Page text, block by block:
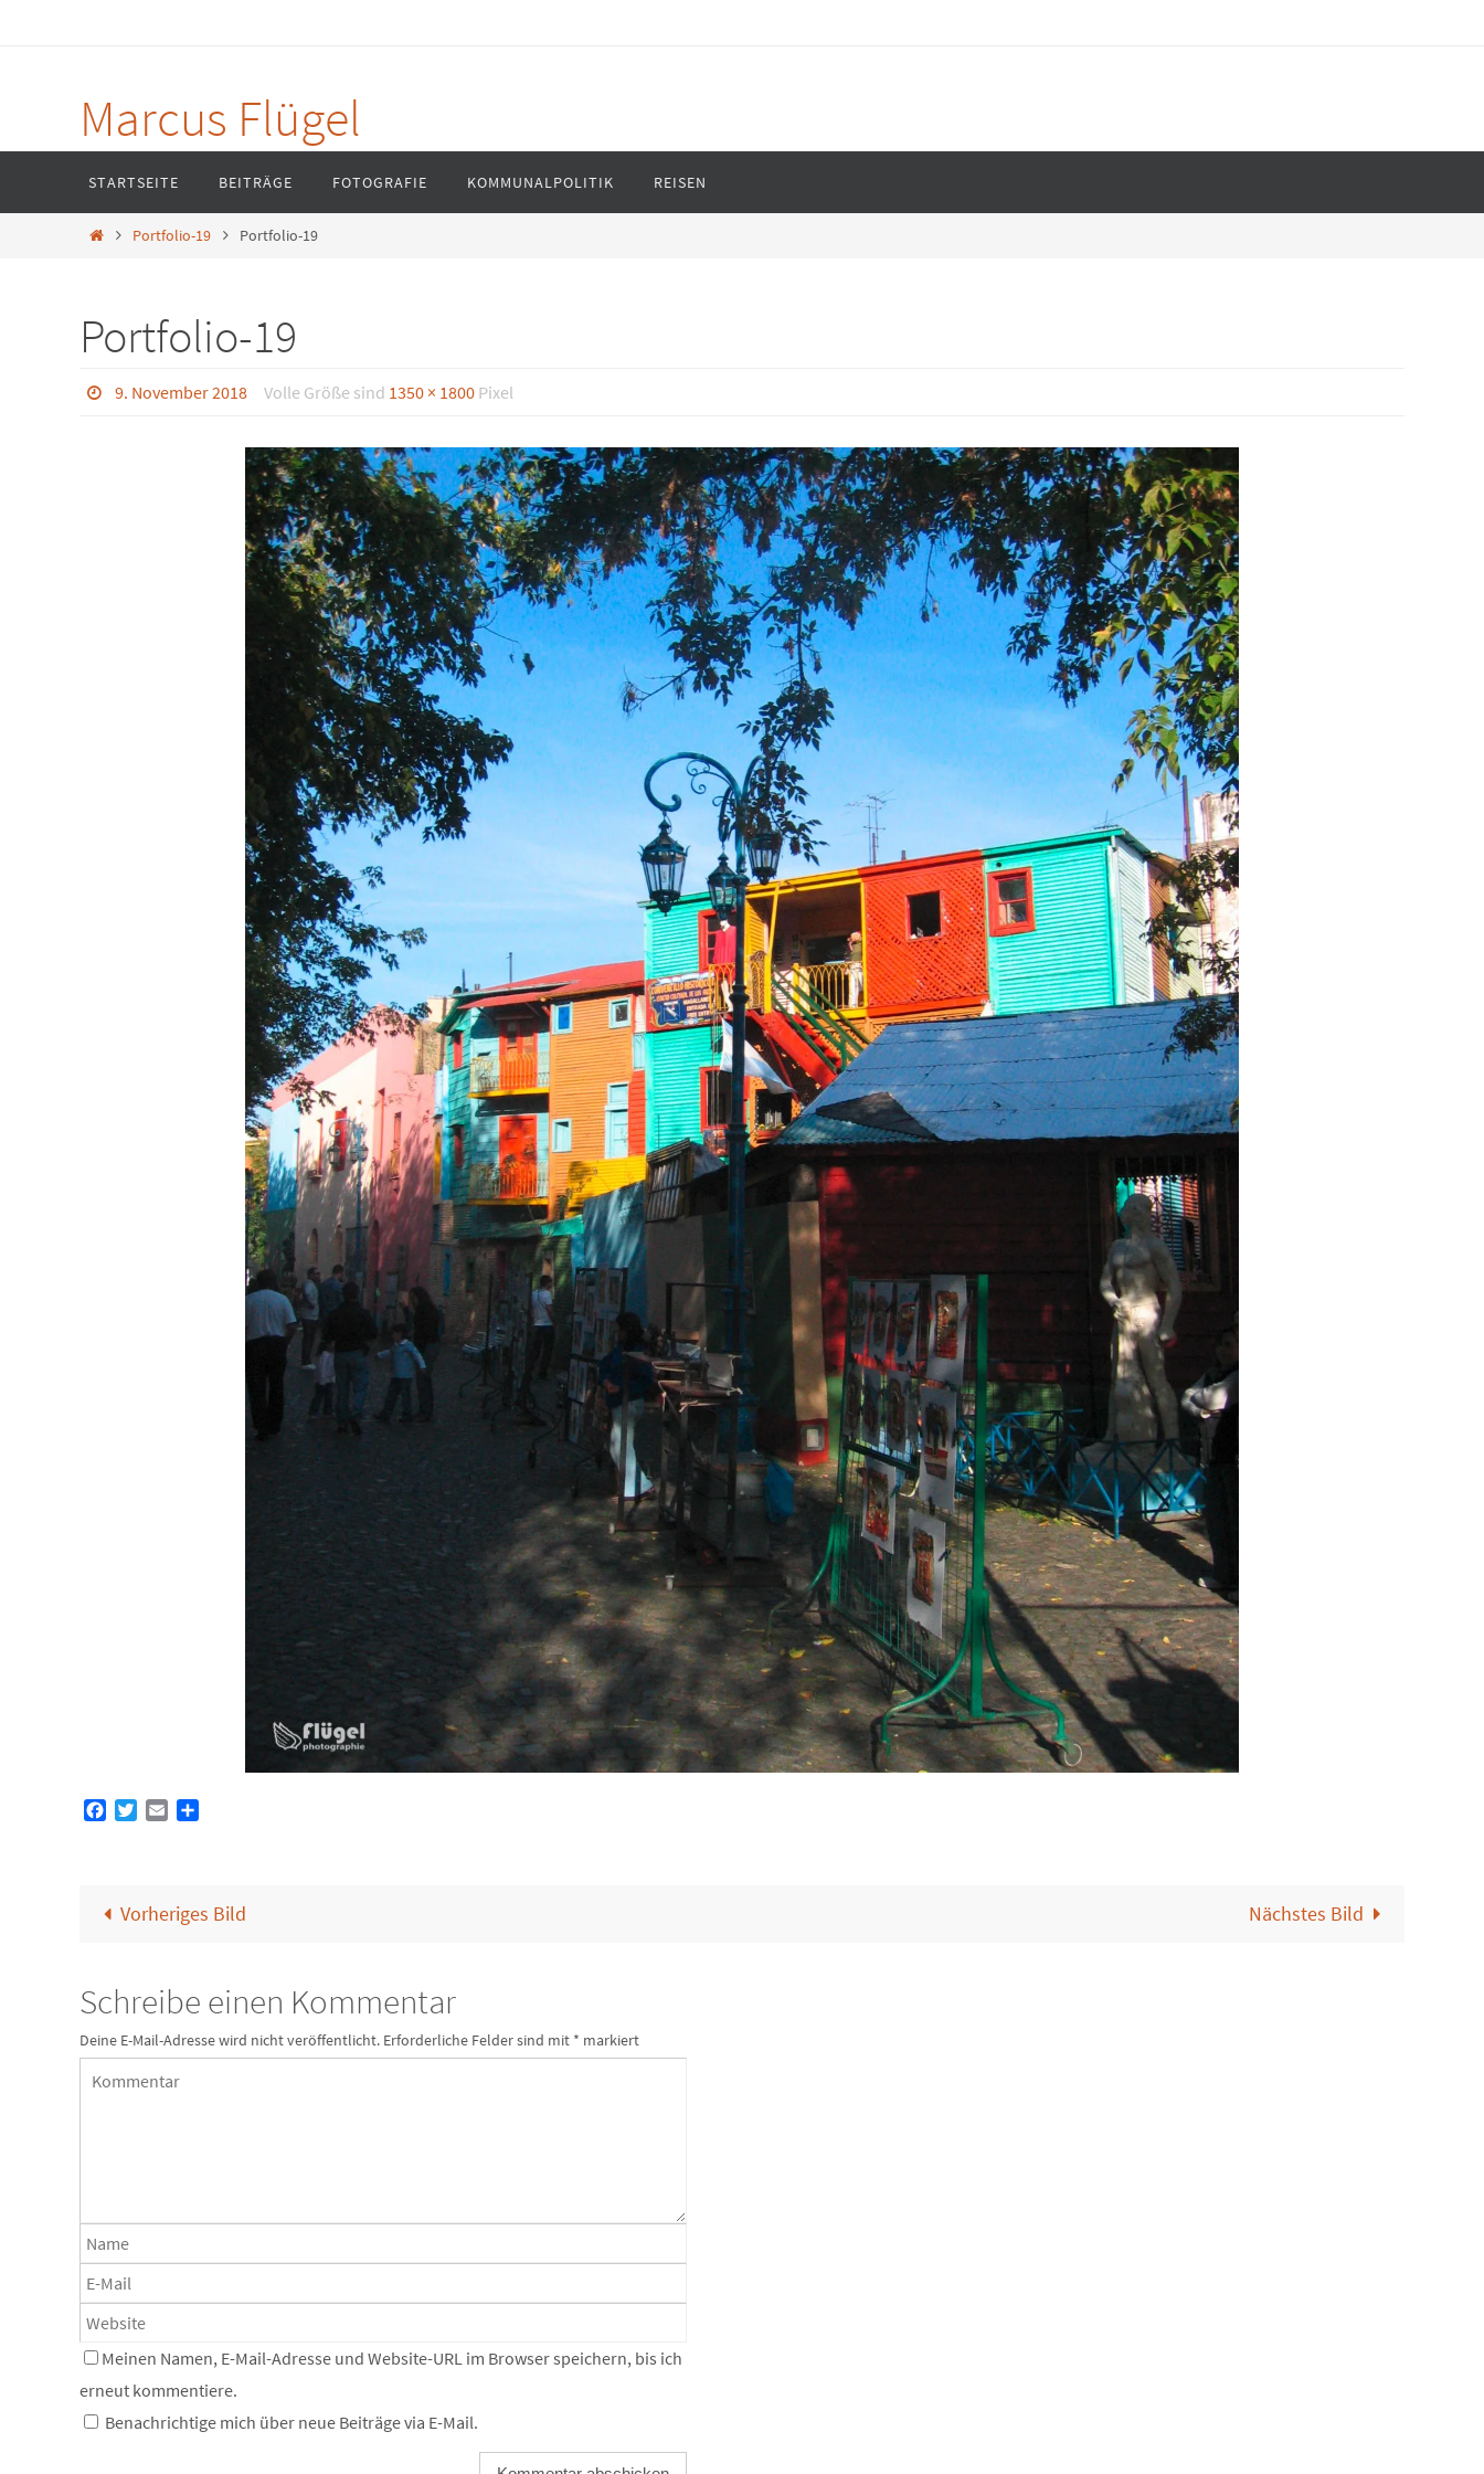
Marcus Flügel
springen
STARTSEITE BEITRÄGE FOTOGRAFIE KOMMUNALPOLITIK REISEN
HomePortfolio-19 Portfolio-19
Portfolio-19
9. November 2018 Volle Größe sind 1350 × 1800Pixel
FacebookTwitterEmail
Vorheriges Bild Nächstes Bild
Schreibe einen Kommentar
Deine E-Mail-Adresse wird nicht veröffentlicht. Erforderliche Felder sind mit * markiert
Meinen Namen, E-Mail-Adresse und Website-URL im Browser speichern, bis ich
erneut kommentiere.
Benachrichtige mich über neue Beiträge via E-Mail.